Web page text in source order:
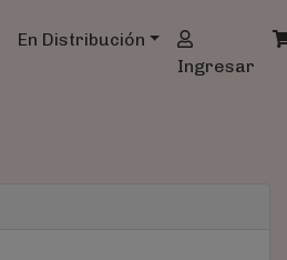
En Distribución
Ingresar